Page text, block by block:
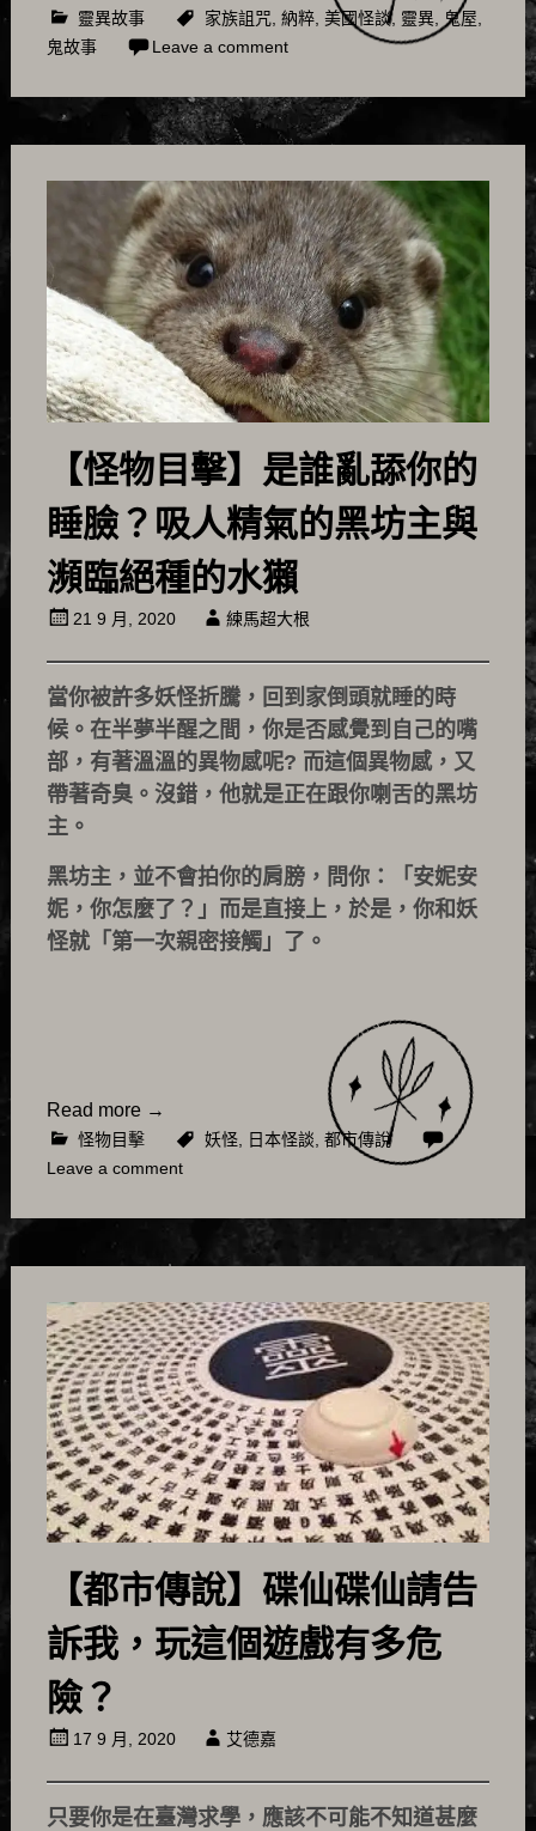
靈異故事 家族詛咒 納粹, 美國怪談, 靈異, 鬼屋
鬼故事
Leave a comment
【怪物目擊】是誰亂舔你的
睡臉？吸人精氣的黑坊主與
瀕臨絕種的水獺
21 9 月, 2020 練馬超大根
當你被許多妖怪折騰，回到家倒頭就睡的時
候。在半夢半醒之間，你是否感覺到自己的嘴
部，有著溫溫的異物感呢? 而這個異物感，又
帶著奇臭。沒錯，他就是正在跟你喇舌的黑坊
主。
黑坊主，並不會拍你的肩膀，問你：「安妮安
妮，你怎麼了？」而是直接上，於是，你和妖
怪就「第一次親密接觸」了。
Read more →
怪物目擊 妖怪, 日本怪談 都市傳說
Leave a comment
【都市傳說】碟仙碟仙請告
訴我，玩這個遊戲有多危
險？
17 9 月, 2020 艾德嘉
只要你是在臺灣求學，應該不可能不知道甚麼